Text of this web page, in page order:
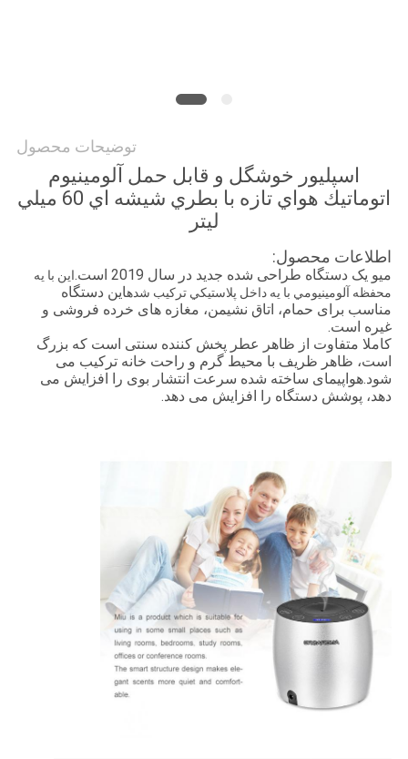
سیاست
حفظ
حریم
خصوصی
توضیحات محصول
اسپليور خوشگل و قابل حمل آلومينيوم
اتوماتيك هواي تازه با بطري شيشه اي 60 ميلي
ليتر
اطلاعات محصول:
میو یک دستگاه طراحی شده جدید در سال 2019 است.
اين با يه
محفظه آلومينيومي با يه داخل پلاستيکي ترکیب شدهاین دستگاه
مناسب برای حمام، اتاق نشیمن، مغازه های خرده فروشی و
غیره است.
کاملا متفاوت از ظاهر عطر پخش کننده سنتی است که بزرگ
است، ظاهر ظریف با محیط گرم و راحت خانه ترکیب می
شود.هواپیمای ساخته شده سرعت انتشار بوی را افزایش می
دهد، پوشش دستگاه را افزایش می دهد.